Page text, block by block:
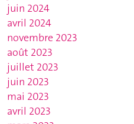
juin 2024
avril 2024
novembre 2023
août 2023
juillet 2023
juin 2023
mai 2023
avril 2023